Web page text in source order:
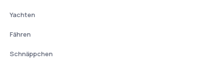
Yachten
Fähren
Schnäppchen